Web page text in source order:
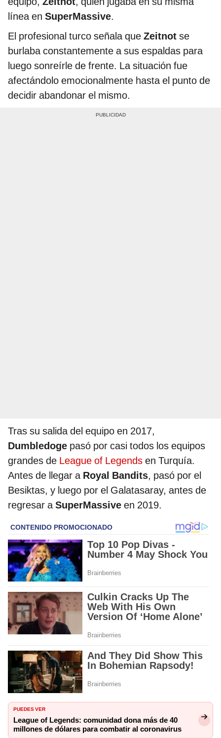
línea en SuperMassive.
El profesional turco señala que Zeitnot se
burlaba constantemente a sus espaldas para
luego sonreírle de frente. La situación fue
afectándolo emocionalmente hasta el punto de
decidir abandonar el mismo.
Tras su salida del equipo en 2017,
Dumbledoge pasó por casi todos los equipos
grandes de League of Legends en Turquía.
Antes de llegar a Royal Bandits, pasó por el
Besiktas, y luego por el Galatasaray, antes de
regresar aSuperMassive en 2019.
PUEDES VER
League of Legends: comunidad dona más de 40
millones de dólares para combatir al coronavirus